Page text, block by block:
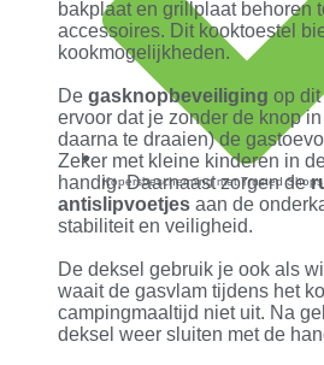
Kopersbescherming met Trusted Shops
bakplaat en grillplaat behoren
accessoires. Dit kooktoestel
kookmogelijkheden.
Degasknopbeveiliging op
ervoor dat je zonder de knop
daarna te draaien) de
Zeker met kleine kinderen in
handig. Daarnaast zorgen de
antislipvoetjes aan de
stabiliteit en veiligheid.
De deksel gebruik je ook als
waait de gasvlam tijdens het
campingmaaltijd niet uit. Na
deksel weer sluiten met de